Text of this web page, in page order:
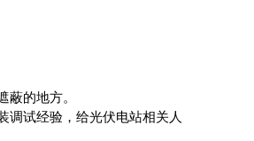
的地方。
调试经验，给光伏电站相关人